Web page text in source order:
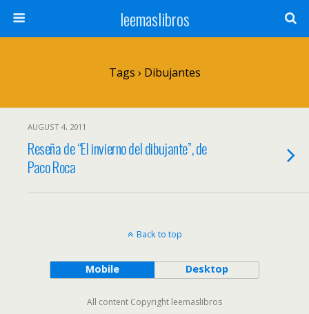
leemaslibros
Tags › Dibujantes
AUGUST 4, 2011
Reseña de “El invierno del dibujante”, de
Paco Roca
Back to top
Mobile Desktop
All content Copyright leemaslibros